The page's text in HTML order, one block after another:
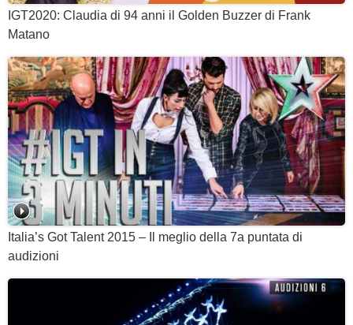
IGT2020: Claudia di 94 anni il Golden Buzzer di Frank
Matano
Italia’s Got Talent 2015 – Il meglio della 7a puntata di
audizioni